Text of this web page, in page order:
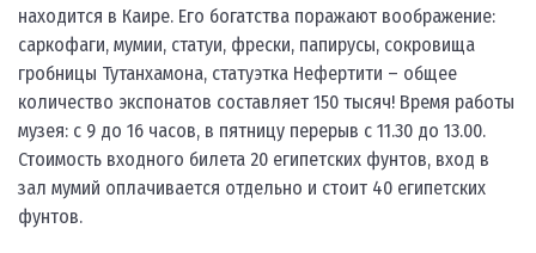
находится в Каире. Его богатства поражают воображение:
саркофаги, мумии, статуи, фрески, папирусы, сокровища
гробницы Тутанхамона, статуэтка Нефертити – общее
количество экспонатов составляет 150 тысяч! Время работы
музея: с 9 до 16 часов, в пятницу перерыв с 11.30 до 13.00.
Стоимость входного билета 20 египетских фунтов, вход в
зал мумий оплачивается отдельно и стоит 40 египетских
фунтов.